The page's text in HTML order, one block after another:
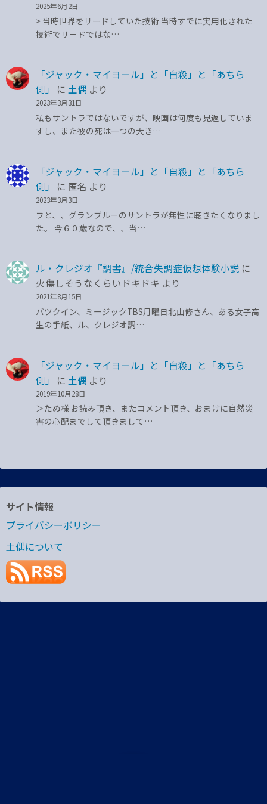
2025年6月2日
> 当時世界をリードしていた技術 当時すでに実用化された
技術でリードではな…
「ジャック・マイヨール」と「自殺」と「あちら
側」
に 土偶 より
2023年3月31日
私もサントラではないですが、映画は何度も見返していま
すし、また彼の死は一つの大き…
「ジャック・マイヨール」と「自殺」と「あちら
側」
に 匿名 より
2023年3月3日
フと、、グランブルーのサントラが無性に聴きたくなりまし
た。 今６０歳なので、、当…
ル・クレジオ『調書』/統合失調症仮想体験小説 に
火傷しそうなくらいドキドキ より
2021年8月15日
バツクイン、ミージックTBS月曜日北山修さん、ある女子高
生の手紙、ル、クレジオ調…
「ジャック・マイヨール」と「自殺」と「あちら
側」
に 土偶 より
2019年10月28日
＞たぬ様 お読み頂き、またコメント頂き、おまけに自然災
害の心配までして頂きまして…
サイト情報
プライバシーポリシー
土偶について